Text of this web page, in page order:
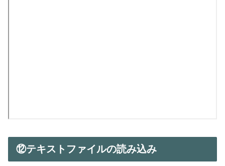
⑫テキストファイルの読み込み